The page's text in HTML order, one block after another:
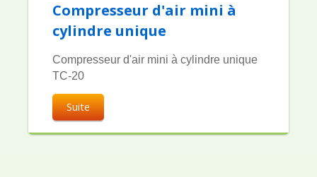
Compresseur d'air mini à
cylindre unique
Compresseur d'air mini à cylindre unique
TC-20
Suite